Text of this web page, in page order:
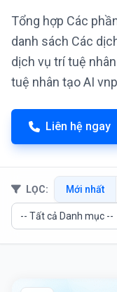
Tổng hợp Các
danh sách Các
dịch vụ trí tuệ
tuệ nhân tạo AI
Liên hệ ngay
LỌC: Mới nhất